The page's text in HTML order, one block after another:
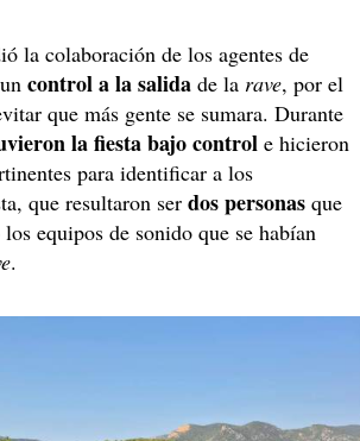
la colaboración de los agentes de
uncontrol a la salida de la rave, por el
que más gente se sumara. Durante
la fiesta bajo control e hicieron
para identificar a los
que resultaron serdos personas que
equipos de sonido que se habían
.